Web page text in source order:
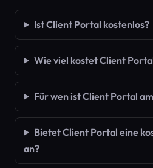
Ist Client Portal kostenlos?
Wie viel kostet Client
Für wen ist Client Portal
Bietet Client Portal eine
an?